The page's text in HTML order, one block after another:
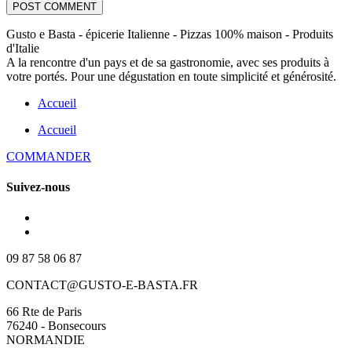
Gusto e Basta - épicerie Italienne - Pizzas 100% maison - Produits
d'Italie
A la rencontre d'un pays et de sa gastronomie, avec ses produits à
votre portés. Pour une dégustation en toute simplicité et générosité.
Accueil
Accueil
COMMANDER
Suivez-nous
09 87 58 06 87
CONTACT@GUSTO-E-BASTA.FR
66 Rte de Paris
76240 - Bonsecours
NORMANDIE